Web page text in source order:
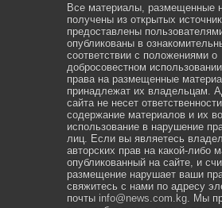
Все материалы, размещенные
получены из открытых
предоставлены
опубликованы в
соответствии с положениями о
добросовестном
права на размещенные
принадлежат их владельцам.
сайта не несет
содержание материалов и их
использование в нарушение
лиц. Если вы являетесь
авторских прав на какой-либо
опубликованный на сайте, и
размещение нарушает ваши
свяжитесь с нами по адресу
почты info@news.com.kg . Мы